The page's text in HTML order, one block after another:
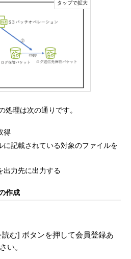
理は次の通りです。
得
に記載されている対象のファイルを
出力先に出力する
作成
む] ボタンを押して会員登録あ
い。